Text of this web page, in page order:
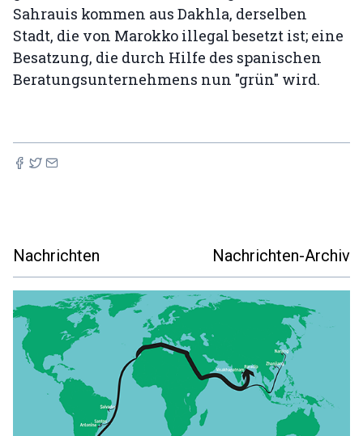
Sahrauis kommen aus Dakhla, derselben
Stadt, die von Marokko illegal besetzt ist; eine
Besatzung, die durch Hilfe des spanischen
Beratungsunternehmens nun "grün" wird.
Nachrichten Nachrichten-Archiv